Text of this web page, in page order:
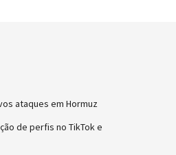
ataques em Hormuz
de perfis no TikTok e